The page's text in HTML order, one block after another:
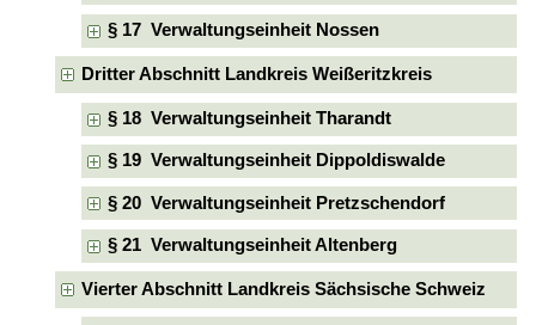
§ 17 Verwaltungseinheit Nossen
Dritter Abschnitt Landkreis Weißeritzkreis
§ 18 Verwaltungseinheit Tharandt
§ 19 Verwaltungseinheit Dippoldiswalde
§ 20 Verwaltungseinheit Pretzschendorf
§ 21 Verwaltungseinheit Altenberg
Vierter Abschnitt Landkreis Sächsische Schweiz